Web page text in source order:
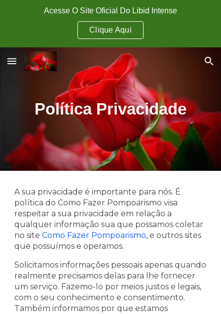
Acesse O Site Oficial Do Libid Intense
Clique Aqui
Política Privacidade
A sua privacidade é importante para nós. É
política do Como Fazer Pompoarismo visa
respeitar a sua privacidade em relação a
qualquer informação sua que possamos coletar
no siteComo Fazer Pompoarismo, e outros sites
que possuímos e operamos.
Solicitamos informações pessoais apenas quando
realmente precisamos delas para lhe fornecer
um serviço. Fazemo-lo por meios justos e legais,
com o seu conhecimento e consentimento.
Também informamos por que estamos